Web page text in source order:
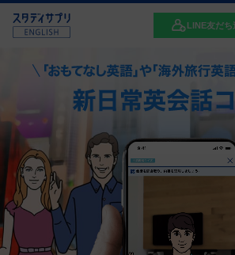
LINE友だち
※スコアアップは一例です。語学力上達には
月に6200名以上のユーザーがスコアアッ